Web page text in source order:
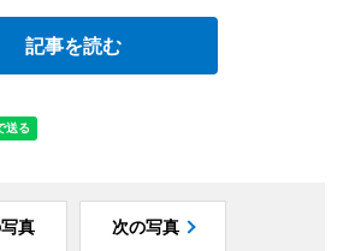
記事を読む
真 次の写真